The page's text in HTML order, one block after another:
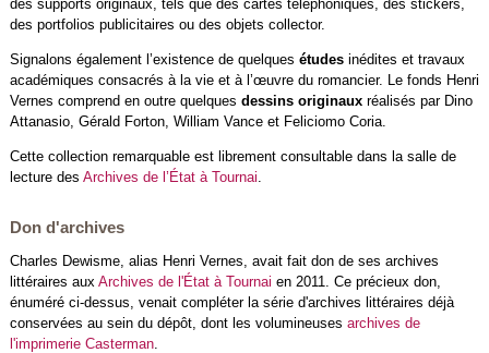
des supports originaux, tels que des cartes téléphoniques, des stickers,
des portfolios publicitaires ou des objets collector.
Signalons également l’existence de quelques études inédites et travaux
académiques consacrés à la vie et à l’œuvre du romancier. Le fonds Henri
Vernes comprend en outre quelques dessins originaux réalisés par Dino
Attanasio, Gérald Forton, William Vance et Feliciomo Coria.
Cette collection remarquable est librement consultable dans la salle de
lecture des Archives de l’État à Tournai
Don d'archives
Charles Dewisme, alias Henri Vernes, avait fait don de ses archives
littéraires aux Archives de l'État à Tournai en 2011. Ce précieux don,
énuméré ci-dessus, venait compléter la série d'archives littéraires déjà
conservées au sein du dépôt, dont les volumineuses archives de
l'imprimerie Casterman.